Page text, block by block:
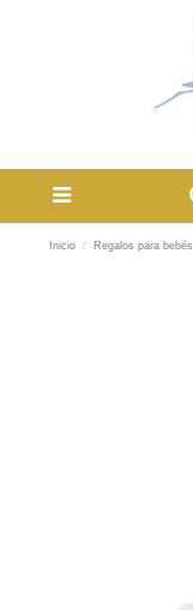
Inicio Regalos para bebés